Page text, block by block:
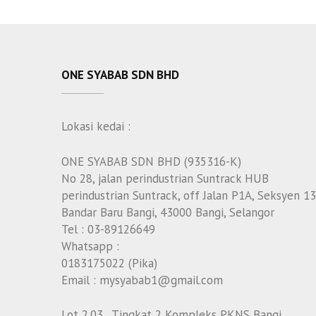
ONE SYABAB SDN BHD
Lokasi kedai :
ONE SYABAB SDN BHD (935316-K)
No 28, jalan perindustrian Suntrack HUB
perindustrian Suntrack, off Jalan P1A, Seksyen 13
Bandar Baru Bangi, 43000 Bangi, Selangor
Tel : 03-89126649
Whatsapp :
0183175022 (Pika)
Email : mysyabab1@gmail.com